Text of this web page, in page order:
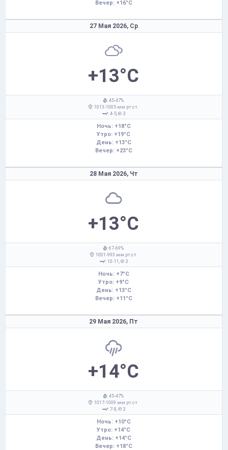
Вечер: +16°C
27 Мая 2026, Ср
+13°C
: 45-47%
: 1013-1005 мм рт.ст.
: 4-5,
З
Ночь: +18°C
Утро: +19°C
День: +13°C
Вечер: +23°C
28 Мая 2026, Чт
+13°C
: 67-69%
: 1001-993 мм рт.ст.
: 10-11,
З
Ночь: +7°C
Утро: +9°C
День: +13°C
Вечер: +11°C
29 Мая 2026, Пт
+14°C
: 45-47%
: 1017-1009 мм рт.ст.
: 7-8,
З
Ночь: +10°C
Утро: +14°C
День: +14°C
Вечер: +18°C